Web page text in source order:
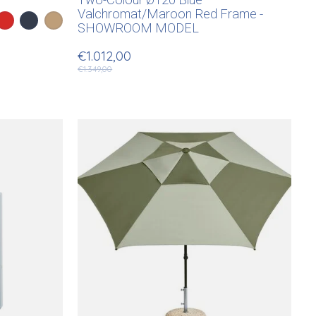
Red
Deep Blue
GoldenValchromat/Maroon Red Frame -
SHOWROOM MODEL
€1.012,00
€1.349,00